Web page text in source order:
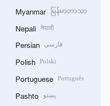
Myanmar မြန်မာဘာသာ
Nepali नेपाली
Persian فارسی
Polish Polski
Portuguese Português
Pashto پښتو